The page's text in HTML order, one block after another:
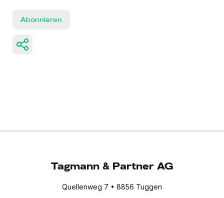
Abonnieren
Tagmann & Partner AG
Quellenweg 7 • 8856 Tuggen